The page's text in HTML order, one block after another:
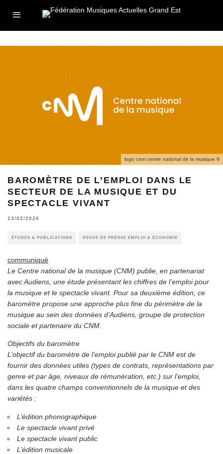
logo cnm centre national de la musique 9
BAROMÈTRE DE L’EMPLOI DANS LE
SECTEUR DE LA MUSIQUE ET DU
SPECTACLE VIVANT
13/02/2026
ÉTUDES & PUBLICATIONS REVUE DE PRESSE EMPLOI & ÉCONOMIE
communiqué
Le Centre national de la musique (CNM) publie, en partenariat
avec Audiens, une étude présentant les chiffres de l’emploi pour
la musique et le spectacle vivant. Pour sa deuxième édition, ce
baromètre propose une approche plus fine du périmètre de la
musique au sein des données d’Audiens, groupe de protection
sociale et partenaire du CNM.
Objectifs du baromètre
L’objectif du baromètre de l’emploi publié par le CNM est de
fournir des données utiles (types de contrats, représentations par
genre et par âge, niveaux de rémunération, etc.) sur l’emploi,
dans les quatre champs conventionnels de la musique et des
variétés :
L’édition phonographique
Le spectacle vivant privé
Le spectacle vivant public
L’édition musicale